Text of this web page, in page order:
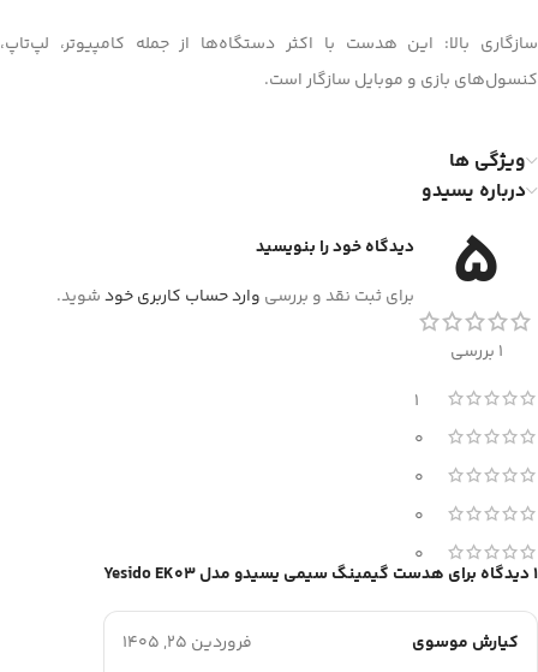
سازگاری بالا: این هدست با اکثر دستگاه‌ها از جمله کامپیوتر، لپ‌تاپ،
کنسول‌های بازی و موبایل سازگار است.
ویژگی ها
درباره یسیدو
5
1 بررسی
1
0
0
0
0
1 دیدگاه برای هدست گیمینگ سیمی یسیدو مدل Yesido EK03
کیارش موسوی فروردین 25, 1405
دیدگاه خود را بنویسید
برای ثبت نقد و بررسی وارد حساب کاربری خودشوید.